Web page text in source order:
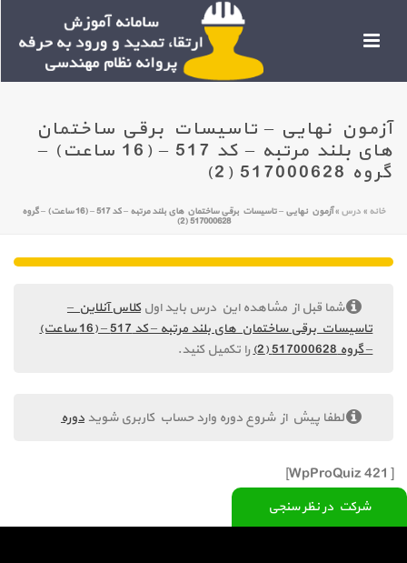
آزمون نهایی – تاسیسات برقی ساختمان
های بلند مرتبه – کد 517 – (16 ساعت) –
گروه 517000628 (2)
خانه » درس » آزمون نهایی – تاسیسات برقی ساختمان های بلند مرتبه – کد 517 – (16 ساعت) – گروه
517000628 (2)
شرکت در نظر سنجی
شما قبل از مشاهده این درس باید اولکلاس آنلاین –
تاسیسات برقی ساختمان های بلند مرتبه – کد 517 – (16 ساعت)
– گروه 517000628 (2)
را تکمیل کنید.
لطفا پیش از شروع دوره وارد حساب کاربری شویددوره
[WpProQuiz 421]